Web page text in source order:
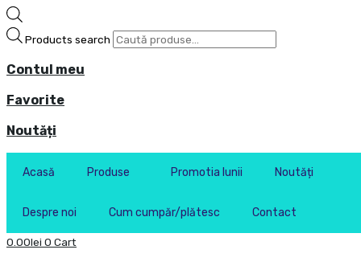
Products search
Contul meu
Favorite
Noutăți
Acasă Produse Promotia lunii Noutăți
Despre noi Cum cumpăr/plătesc Contact
0.00lei 0 Cart